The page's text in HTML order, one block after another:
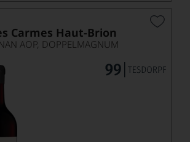
Carmes Haut-Brion
AOP, DOPPELMAGNUM